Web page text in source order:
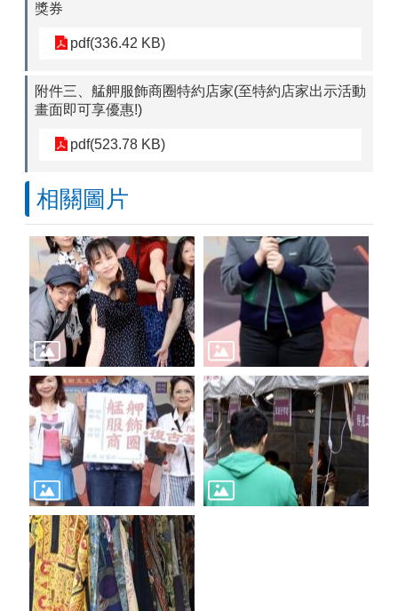
獎券
pdf(336.42 KB)
附件三、艋舺服飾商圈特約店家(至特約店家出示活動
畫面即可享優惠!)
pdf(523.78 KB)
相關圖片